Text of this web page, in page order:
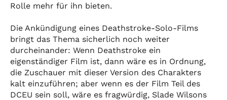
Rolle mehr für ihn bieten.
Die Ankündigung eines Deathstroke-Solo-Films
bringt das Thema sicherlich noch weiter
durcheinander: Wenn Deathstroke ein
eigenständiger Film ist, dann wäre es in Ordnung,
die Zuschauer mit dieser Version des Charakters
kalt einzuführen; aber wenn es der Film Teil des
DCEU sein soll, wäre es fragwürdig, Slade Wilsons